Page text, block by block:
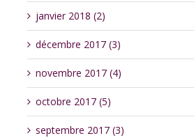
janvier 2018 (2)
décembre 2017 (3)
novembre 2017 (4)
octobre 2017 (5)
septembre 2017 (3)